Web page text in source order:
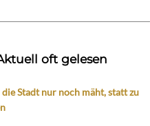
oft gelesen
Stadt nur noch mäht, statt zu